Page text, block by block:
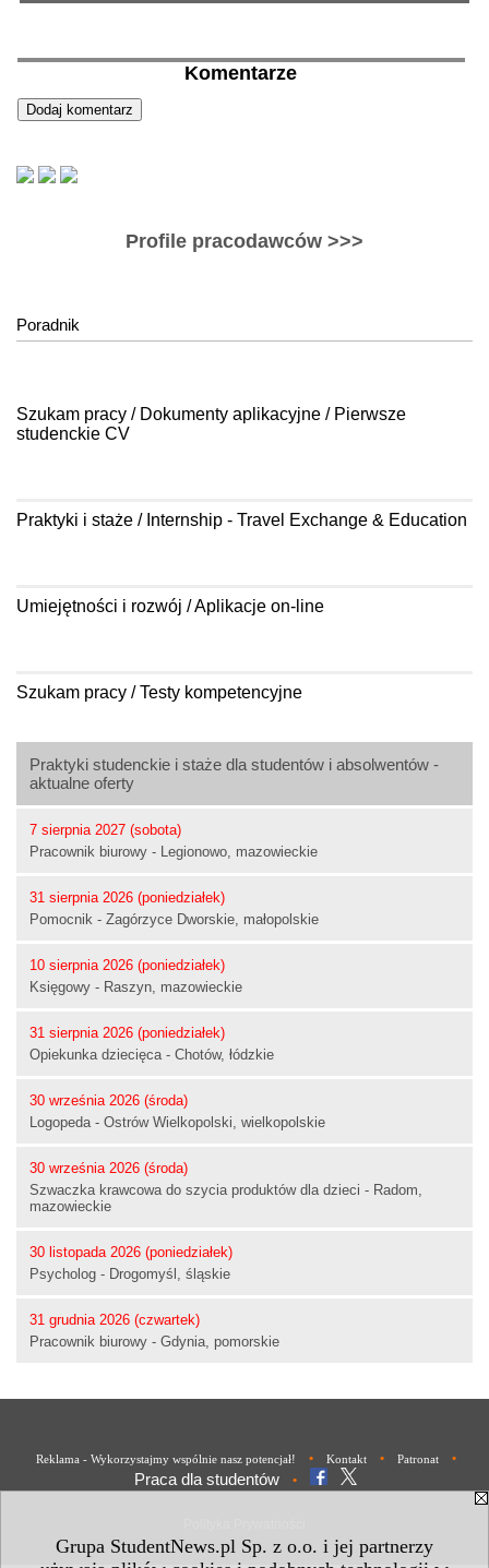
Grupa StudentNews.pl Sp. z o.o. i jej partnerzy
Praktyki studenckie i staże dla studentów i absolwentów -
aktualne oferty
7 sierpnia 2027 (sobota)
Pracownik biurowy - Legionowo, mazowieckie
31 sierpnia 2026 (poniedziałek)
Pomocnik - Zagórzyce Dworskie, małopolskie
10 sierpnia 2026 (poniedziałek)
Księgowy - Raszyn, mazowieckie
31 sierpnia 2026 (poniedziałek)
Opiekunka dziecięca - Chotów, łódzkie
30 września 2026 (środa)
Logopeda - Ostrów Wielkopolski, wielkopolskie
30 września 2026 (środa)
Szwaczka krawcowa do szycia produktów dla dzieci - Radom,
mazowieckie
30 listopada 2026 (poniedziałek)
Psycholog - Drogomyśl, śląskie
31 grudnia 2026 (czwartek)
Pracownik biurowy - Gdynia, pomorskie
Komentarze
Profile pracodawców >>>
Poradnik
Szukam pracy / Dokumenty aplikacyjne / Pierwsze
studenckie CV
Praktyki i staże / Internship - Travel Exchange & Education
Umiejętności i rozwój / Aplikacje on-line
Szukam pracy / Testy kompetencyjne
Reklama - Wykorzystajmy wspólnie nasz potencjał! • Kontakt • Patronat •
Praca dla studentów •